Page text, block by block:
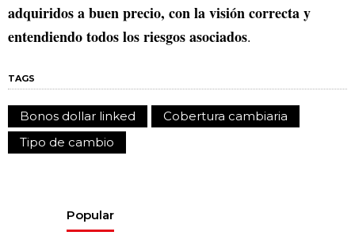
adquiridos a buen precio, con la visión correcta y
entendiendo todos los riesgos asociados.
TAGS
Bonos dollar linked
Cobertura cambiaria
Tipo de cambio
Popular